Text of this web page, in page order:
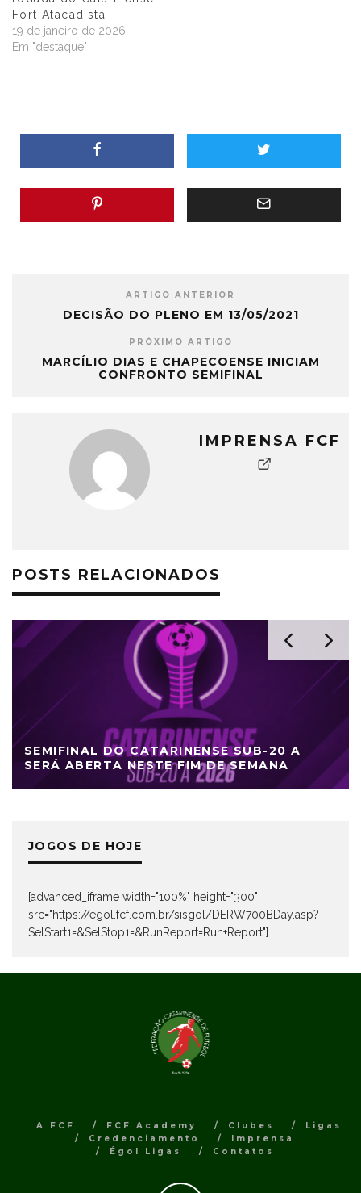
Fort Atacadista
19 de janeiro de 2026
Em "destaque"
ARTIGO ANTERIOR
DECISÃO DO PLENO EM 13/05/2021
PRÓXIMO ARTIGO
MARCÍLIO DIAS E CHAPECOENSE INICIAM
CONFRONTO SEMIFINAL
IMPRENSA FCF
POSTS RELACIONADOS
SEMIFINAL DO CATARINENSE SUB-20 A
SERÁ ABERTA NESTE FIM DE SEMANA
JOGOS DE HOJE
[advanced_iframe width="100%" height="300"
src="https://egol.fcf.com.br/sisgol/DERW700BDay.asp?
SelStart1=&SelStop1=&RunReport=Run+Report"]
A FCF FCF Academy Clubes
Ligas
Credenciamento
Imprensa
Égol Ligas
Contatos